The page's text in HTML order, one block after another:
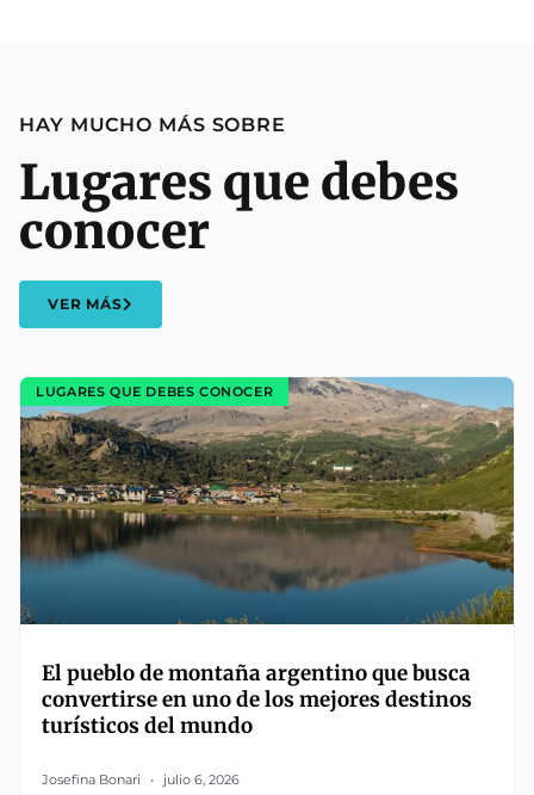
HAY MUCHO MÁS SOBRE
Lugares que debes
conocer
VER MÁS
LUGARES QUE DEBES CONOCER
El pueblo de montaña argentino que busca
convertirse en uno de los mejores destinos
turísticos del mundo
Josefina Bonari julio 6, 2026